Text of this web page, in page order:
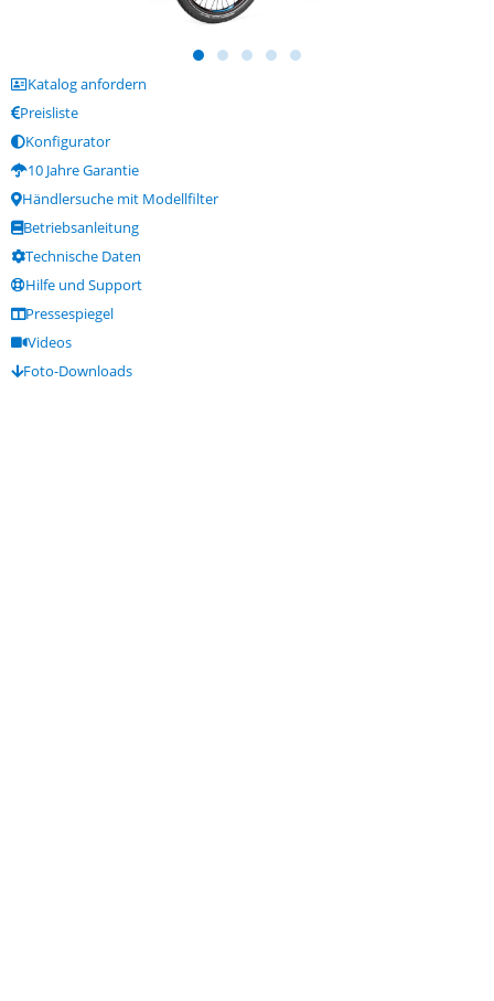
Katalog anfordern
Preisliste
Konfigurator
10 Jahre Garantie
Händlersuche mit Modellfilter
Betriebsanleitung
Technische Daten
Hilfe und Support
Pressespiegel
Videos
Foto-Downloads